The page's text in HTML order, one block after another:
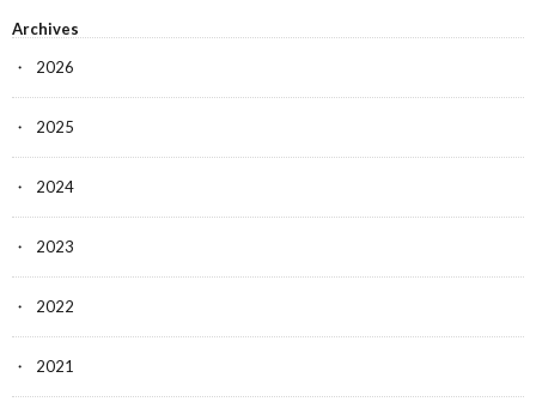
Archives
2026
2025
2024
2023
2022
2021